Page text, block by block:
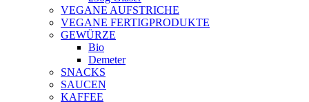
VEGANE AUFSTRICHE
VEGANE FERTIGPRODUKTE
GEWÜRZE
Bio
Demeter
SNACKS
SAUCEN
KAFFEE